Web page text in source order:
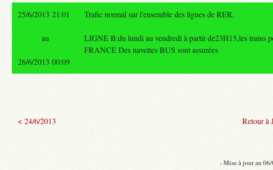
25/6/2013 21:01 Trafic normal sur l'ensemble des lignes de RER.
LIGNE B:du lundi au vendredi à partir de23H15,les
FRANCE Des navettes BUS sont assurées
au
26/6/2013 00:09
< 24/6/2013 Retour à
- Mise à jour au